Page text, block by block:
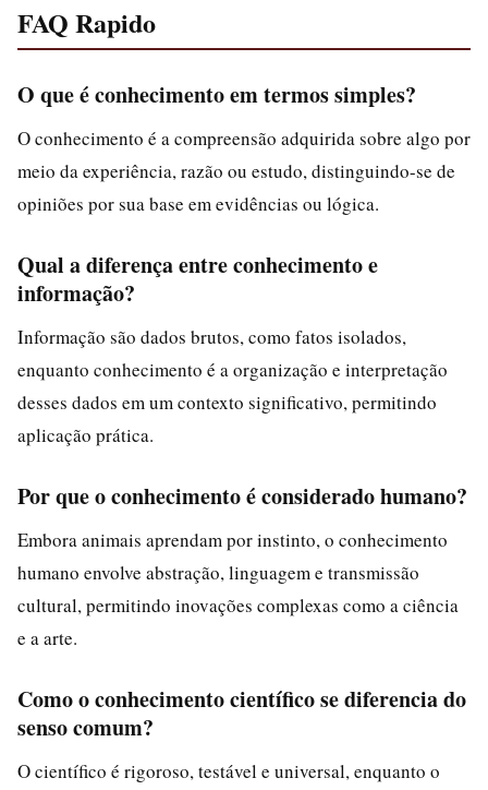
FAQ Rapido
O que é conhecimento em termos simples?
O conhecimento é a compreensão adquirida sobre algo por
meio da experiência, razão ou estudo, distinguindo-se de
opiniões por sua base em evidências ou lógica.
Qual a diferença entre conhecimento e
informação?
Informação são dados brutos, como fatos isolados,
enquanto conhecimento é a organização e interpretação
desses dados em um contexto significativo, permitindo
aplicação prática.
Por que o conhecimento é considerado humano?
Embora animais aprendam por instinto, o conhecimento
humano envolve abstração, linguagem e transmissão
cultural, permitindo inovações complexas como a ciência
e a arte.
Como o conhecimento científico se diferencia do
senso comum?
O científico é rigoroso, testável e universal, enquanto o